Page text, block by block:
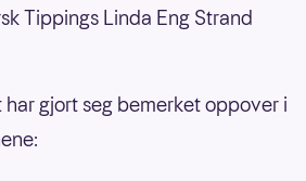
Tippings Linda Eng Strand
har gjort seg bemerket oppover i